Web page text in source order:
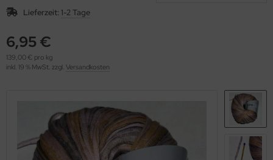
Lieferzeit: 1-2 Tage
6,95 €
139,00 € pro kg
inkl. 19 % MwSt. zzgl. Versandkosten
(276)